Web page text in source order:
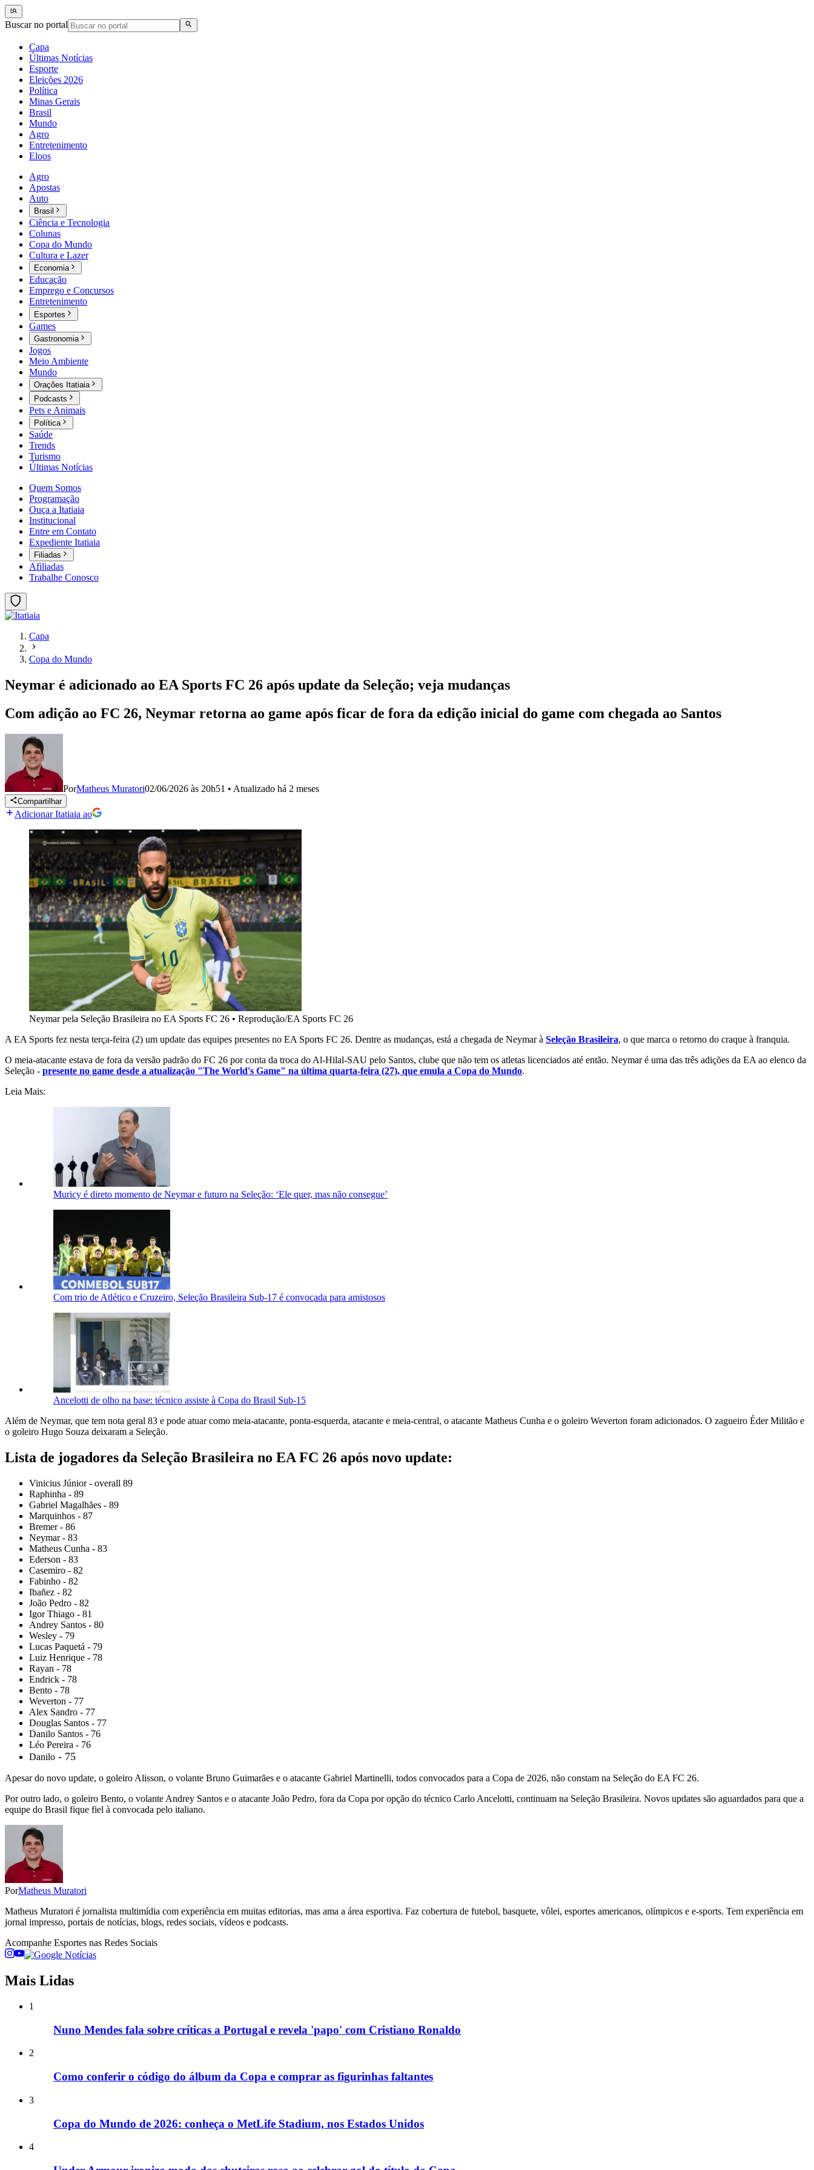
Buscar no portal
Capa
Últimas Notícias
Esporte
Eleições 2026
Política
Minas Gerais
Brasil
Mundo
Agro
Entretenimento
Eloos
Agro
Apostas
Auto
Brasil
Ciência e Tecnologia
Colunas
Copa do Mundo
Cultura e Lazer
Economia
Educação
Emprego e Concursos
Entretenimento
Esportes
Games
Gastronomia
Jogos
Meio Ambiente
Mundo
Orações Itatiaia
Podcasts
Pets e Animais
Política
Saúde
Trends
Turismo
Últimas Notícias
Quem Somos
Programação
Ouça a Itatiaia
Institucional
Entre em Contato
Expediente Itatiaia
Filiadas
Afiliadas
Trabalhe Conosco
Capa
Copa do Mundo
Neymar é adicionado ao EA Sports FC 26 após update da Seleção; veja mudanças
Com adição ao FC 26, Neymar retorna ao game após ficar de fora da edição inicial do game com chegada ao Santos
PorMatheus Muratori02/06/2026 às 20h51 • Atualizado há 2 meses
Compartilhar
Adicionar Itatiaia ao
Neymar pela Seleção Brasileira no EA Sports FC 26 • Reprodução/EA Sports FC 26
A EA Sports fez nesta terça-feira (2) um update das equipes presentes no EA Sports FC 26. Dentre as mudanças, está a chegada de Neymar à Seleção Brasileira, o que marca o retorno do craque à franquia.
O meia-atacante estava de fora da versão padrão do FC 26 por conta da troca do Al-Hilal-SAU pelo Santos, clube que não tem os atletas licenciados até então. Neymar é uma das três adições da EA ao elenco da
Seleção - presente no game desde a atualização "The World's Game" na última quarta-feira (27), que emula a Copa do Mundo.
Leia Mais:
Muricy é direto momento de Neymar e futuro na Seleção: ‘Ele quer, mas não consegue’
Com trio de Atlético e Cruzeiro, Seleção Brasileira Sub-17 é convocada para amistosos
Ancelotti de olho na base: técnico assiste à Copa do Brasil Sub-15
Além de Neymar, que tem nota geral 83 e pode atuar como meia-atacante, ponta-esquerda, atacante e meia-central, o atacante Matheus Cunha e o goleiro Weverton foram adicionados. O zagueiro Éder Militão e
o goleiro Hugo Souza deixaram a Seleção.
Lista de jogadores da Seleção Brasileira no EA FC 26 após novo update:
Vinicius Júnior - overall 89
Raphinha - 89
Gabriel Magalhães - 89
Marquinhos - 87
Bremer - 86
Neymar - 83
Matheus Cunha - 83
Ederson - 83
Casemiro - 82
⁠Fabinho - 82
⁠Ibañez - 82
João Pedro - 82
Igor Thiago - 81
Andrey Santos - 80
Wesley - 79
Lucas Paquetá - 79
Luiz Henrique - 78
Rayan - 78
Endrick - 78
Bento - 78
Weverton - 77
Alex Sandro - 77
Douglas Santos - 77
Danilo Santos - 76
Léo Pereira - 76
Danilo - 75
Apesar do novo update, o goleiro Alisson, o volante Bruno Guimarães e o atacante Gabriel Martinelli, todos convocados para a Copa de 2026, não constam na Seleção do EA FC 26.
Por outro lado, o goleiro Bento, o volante Andrey Santos e o atacante João Pedro, fora da Copa por opção do técnico Carlo Ancelotti, continuam na Seleção Brasileira. Novos updates são aguardados para que a
equipe do Brasil fique fiel à convocada pelo italiano.
PorMatheus Muratori
Matheus Muratori é jornalista multimídia com experiência em muitas editorias, mas ama a área esportiva. Faz cobertura de futebol, basquete, vôlei, esportes americanos, olímpicos e e-sports. Tem experiência em
jornal impresso, portais de notícias, blogs, redes sociais, vídeos e podcasts.
Acompanhe Esportes nas Redes Sociais
Mais Lidas
1
Nuno Mendes fala sobre críticas a Portugal e revela 'papo' com Cristiano Ronaldo
2
Como conferir o código do álbum da Copa e comprar as figurinhas faltantes
3
Copa do Mundo de 2026: conheça o MetLife Stadium, nos Estados Unidos
4